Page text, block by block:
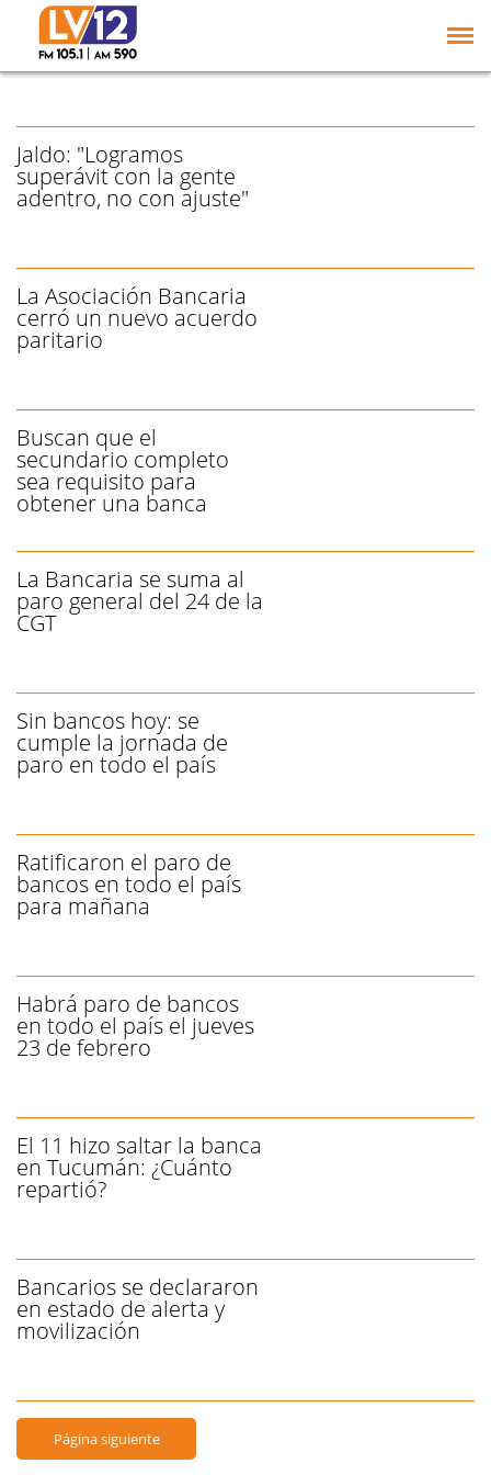
Habrá paro en todas las
delegaciones del país del
Banco Central
Jaldo: "Logramos
superávit con la gente
adentro, no con ajuste"
La Asociación Bancaria
cerró un nuevo acuerdo
paritario
Buscan que el
secundario completo
sea requisito para
obtener una banca
La Bancaria se suma al
paro general del 24 de la
CGT
Sin bancos hoy: se
cumple la jornada de
paro en todo el país
Ratificaron el paro de
bancos en todo el país
para mañana
Habrá paro de bancos
en todo el país el jueves
23 de febrero
El 11 hizo saltar la banca
en Tucumán: ¿Cuánto
repartió?
Bancarios se declararon
en estado de alerta y
movilización
Página siguiente